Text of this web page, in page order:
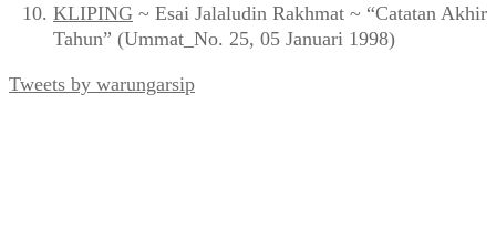
KLIPING ~ Esai Jalaludin Rakhmat ~ “Catatan Akhir
Tahun” (Ummat_No. 25, 05 Januari 1998)
Tweets by warungarsip